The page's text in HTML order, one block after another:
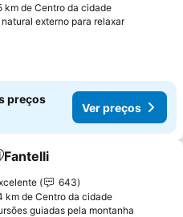
km de Centro da cidade
natural externo para relaxarVer
preços
Ver preços
aos favoritos
Fantelli
643
km de Centro da cidade
guiadas pela montanha